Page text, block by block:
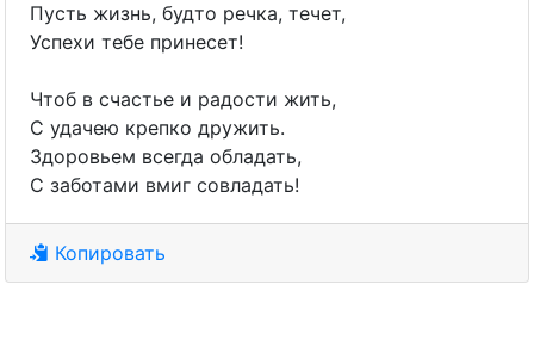
Пусть жизнь, будто речка, течет,
Успехи тебе принесет!
Чтоб в счастье и радости жить,
С удачею крепко дружить.
Здоровьем всегда обладать,
С заботами вмиг совладать!
Копировать